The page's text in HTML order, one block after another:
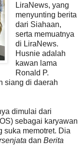
LiraNews, yang
menyunting berita
dari Siahaan,
serta memuatnya
di LiraNews.
Husnie adalah
kawan lama
Ronald P.
siang di daerah
dimulai dari
sebagai karyawan
suka memotret. Dia
dan Berita